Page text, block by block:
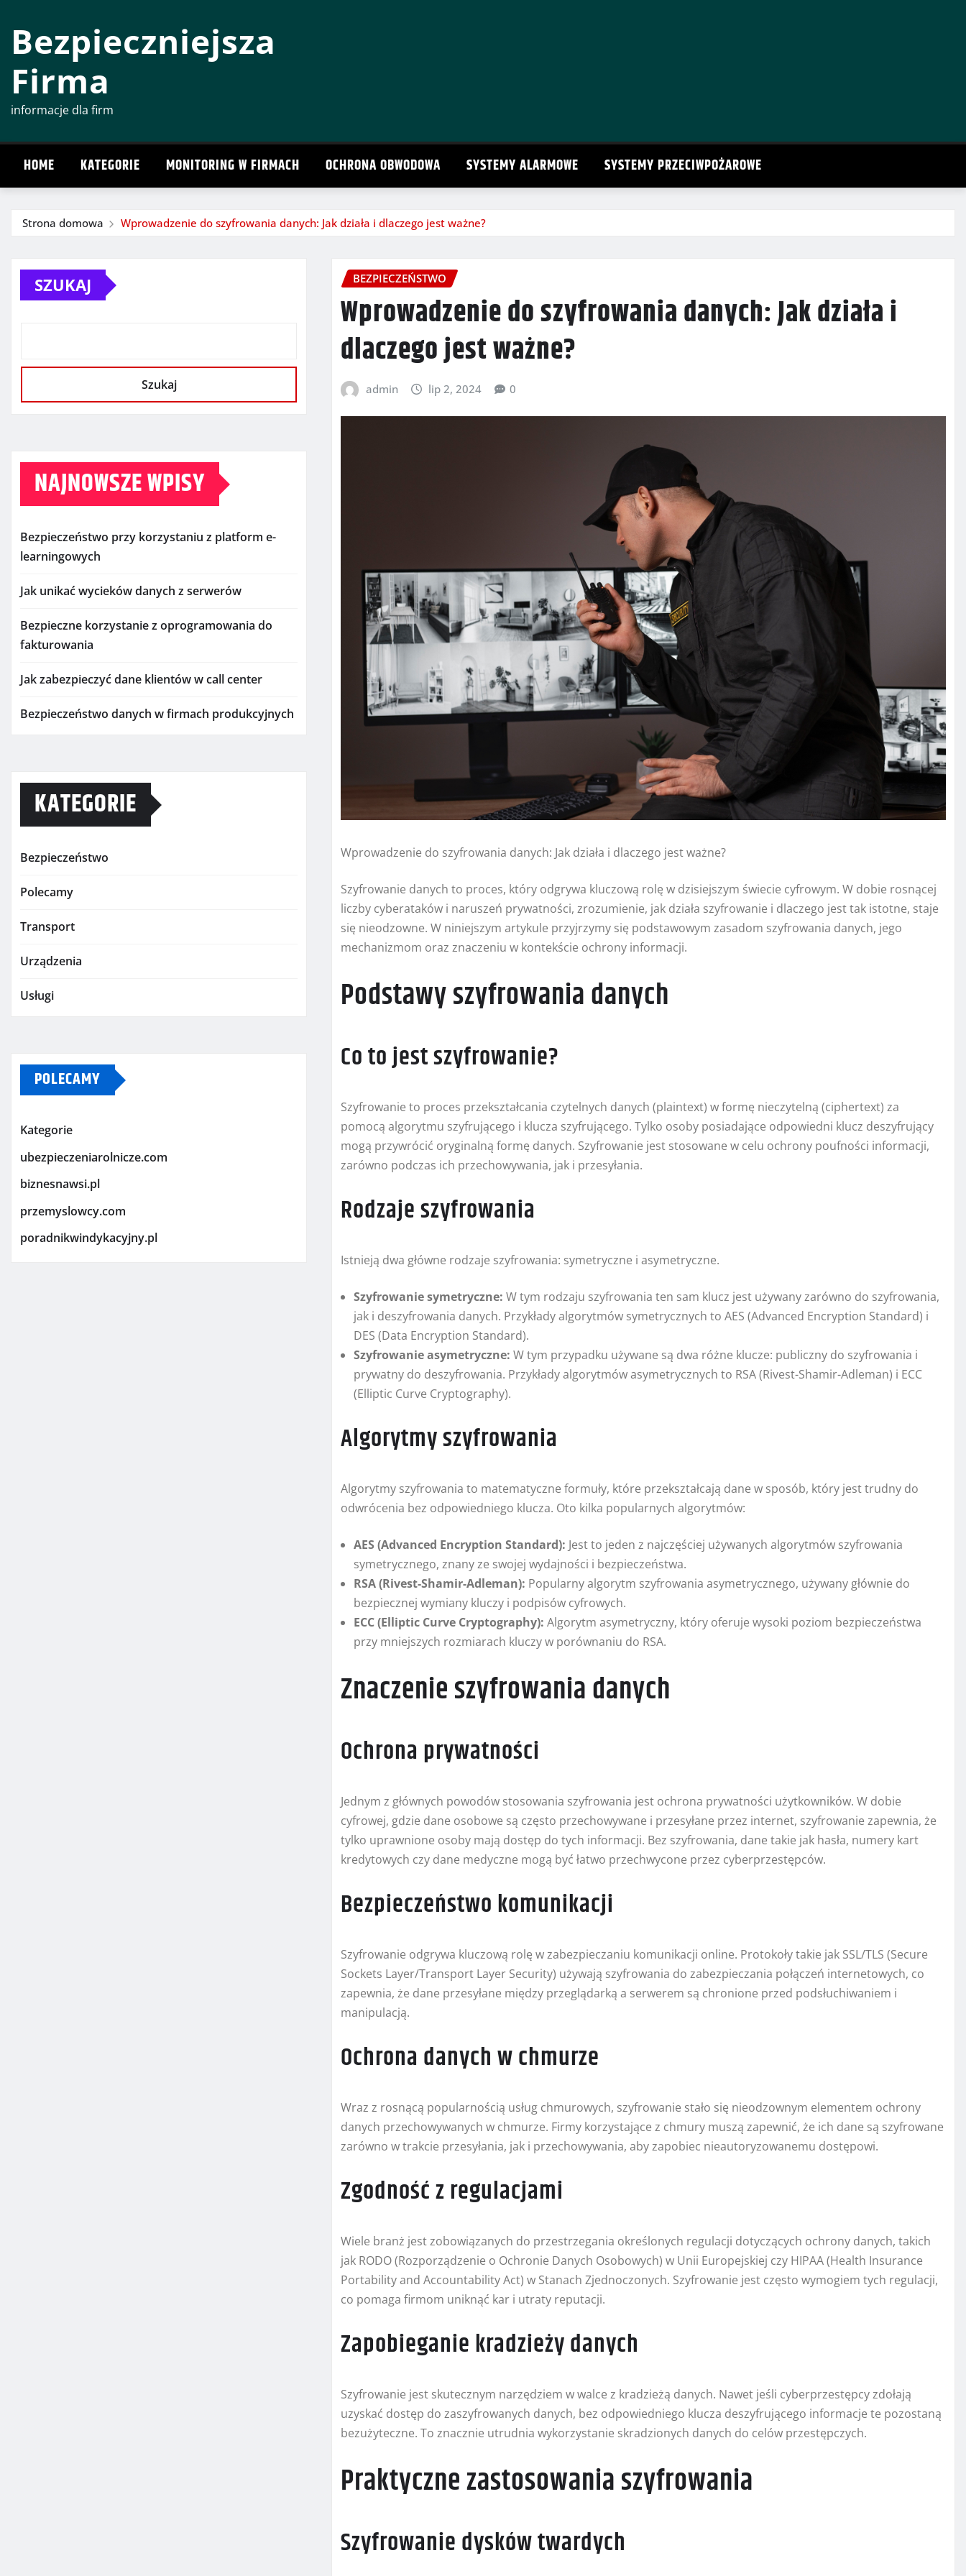
treściBezpieczniejsza
Firma
informacje dla firm
HOME KATEGORIE MONITORING W FIRMACH OCHRONA OBWODOWA SYSTEMY ALARMOWE SYSTEMY PRZECIWPOŻAROWE
Strona domowa Wprowadzenie do szyfrowania danych: Jak działa i dlaczego jest ważne?
SZUKAJ
Szukaj
NAJNOWSZE WPISY
Bezpieczeństwo przy korzystaniu z platform e-
learningowych
Jak unikać wycieków danych z serwerów
Bezpieczne korzystanie z oprogramowania do
fakturowania
Jak zabezpieczyć dane klientów w call center
Bezpieczeństwo danych w firmach produkcyjnych
KATEGORIE
Bezpieczeństwo
Polecamy
Transport
Urządzenia
Usługi
POLECAMY
Kategorie
ubezpieczeniarolnicze.com
biznesnawsi.pl
przemyslowcy.com
poradnikwindykacyjny.pl
BEZPIECZEŃSTWO
Wprowadzenie do szyfrowania danych: Jak działa i
dlaczego jest ważne?
admin lip 2, 2024 0
Wprowadzenie do szyfrowania danych: Jak działa i dlaczego jest ważne?
Szyfrowanie danych to proces, który odgrywa kluczową rolę w dzisiejszym świecie cyfrowym. W dobie rosnącej
liczby cyberataków i naruszeń prywatności, zrozumienie, jak działa szyfrowanie i dlaczego jest tak istotne, staje
się nieodzowne. W niniejszym artykule przyjrzymy się podstawowym zasadom szyfrowania danych, jego
mechanizmom oraz znaczeniu w kontekście ochrony informacji.
Podstawy szyfrowania danych
Co to jest szyfrowanie?
Szyfrowanie to proces przekształcania czytelnych danych (plaintext) w formę nieczytelną (ciphertext) za
pomocą algorytmu szyfrującego i klucza szyfrującego. Tylko osoby posiadające odpowiedni klucz deszyfrujący
mogą przywrócić oryginalną formę danych. Szyfrowanie jest stosowane w celu ochrony poufności informacji,
zarówno podczas ich przechowywania, jak i przesyłania.
Rodzaje szyfrowania
Istnieją dwa główne rodzaje szyfrowania: symetryczne i asymetryczne.
Szyfrowanie symetryczne: W tym rodzaju szyfrowania ten sam klucz jest używany zarówno do szyfrowania,
jak i deszyfrowania danych. Przykłady algorytmów symetrycznych to AES (Advanced Encryption Standard) i
DES (Data Encryption Standard).
Szyfrowanie asymetryczne: W tym przypadku używane są dwa różne klucze: publiczny do szyfrowania i
prywatny do deszyfrowania. Przykłady algorytmów asymetrycznych to RSA (Rivest-Shamir-Adleman) i ECC
(Elliptic Curve Cryptography).
Algorytmy szyfrowania
Algorytmy szyfrowania to matematyczne formuły, które przekształcają dane w sposób, który jest trudny do
odwrócenia bez odpowiedniego klucza. Oto kilka popularnych algorytmów:
AES (Advanced Encryption Standard): Jest to jeden z najczęściej używanych algorytmów szyfrowania
symetrycznego, znany ze swojej wydajności i bezpieczeństwa.
RSA (Rivest-Shamir-Adleman): Popularny algorytm szyfrowania asymetrycznego, używany głównie do
bezpiecznej wymiany kluczy i podpisów cyfrowych.
ECC (Elliptic Curve Cryptography): Algorytm asymetryczny, który oferuje wysoki poziom bezpieczeństwa
przy mniejszych rozmiarach kluczy w porównaniu do RSA.
Znaczenie szyfrowania danych
Ochrona prywatności
Jednym z głównych powodów stosowania szyfrowania jest ochrona prywatności użytkowników. W dobie
cyfrowej, gdzie dane osobowe są często przechowywane i przesyłane przez internet, szyfrowanie zapewnia, że
tylko uprawnione osoby mają dostęp do tych informacji. Bez szyfrowania, dane takie jak hasła, numery kart
kredytowych czy dane medyczne mogą być łatwo przechwycone przez cyberprzestępców.
Bezpieczeństwo komunikacji
Szyfrowanie odgrywa kluczową rolę w zabezpieczaniu komunikacji online. Protokoły takie jak SSL/TLS (Secure
Sockets Layer/Transport Layer Security) używają szyfrowania do zabezpieczania połączeń internetowych, co
zapewnia, że dane przesyłane między przeglądarką a serwerem są chronione przed podsłuchiwaniem i
manipulacją.
Ochrona danych w chmurze
Wraz z rosnącą popularnością usług chmurowych, szyfrowanie stało się nieodzownym elementem ochrony
danych przechowywanych w chmurze. Firmy korzystające z chmury muszą zapewnić, że ich dane są szyfrowane
zarówno w trakcie przesyłania, jak i przechowywania, aby zapobiec nieautoryzowanemu dostępowi.
Zgodność z regulacjami
Wiele branż jest zobowiązanych do przestrzegania określonych regulacji dotyczących ochrony danych, takich
jak RODO (Rozporządzenie o Ochronie Danych Osobowych) w Unii Europejskiej czy HIPAA (Health Insurance
Portability and Accountability Act) w Stanach Zjednoczonych. Szyfrowanie jest często wymogiem tych regulacji,
co pomaga firmom uniknąć kar i utraty reputacji.
Zapobieganie kradzieży danych
Szyfrowanie jest skutecznym narzędziem w walce z kradzieżą danych. Nawet jeśli cyberprzestępcy zdołają
uzyskać dostęp do zaszyfrowanych danych, bez odpowiedniego klucza deszyfrującego informacje te pozostaną
bezużyteczne. To znacznie utrudnia wykorzystanie skradzionych danych do celów przestępczych.
Praktyczne zastosowania szyfrowania
Szyfrowanie dysków twardych